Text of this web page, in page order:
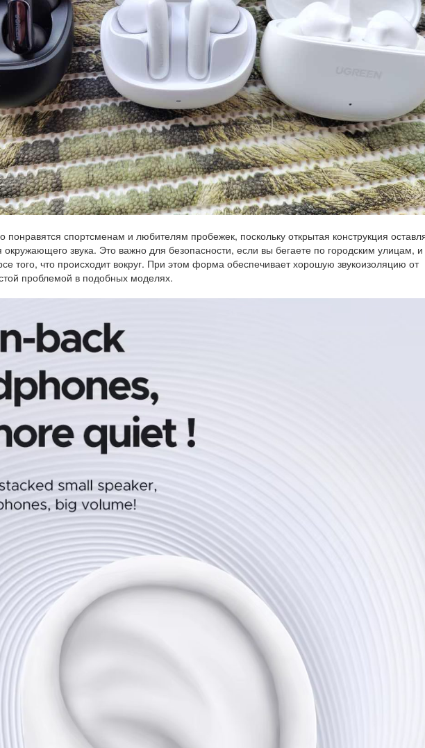
понравятся спортсменам и любителям пробежек, поскольку открытая конструкция
звука. Это важно для безопасности, если вы бегаете по городским улицам, и
того, что происходит вокруг. При этом форма обеспечивает хорошую звукоизоляцию от
проблемой в подобных моделях.